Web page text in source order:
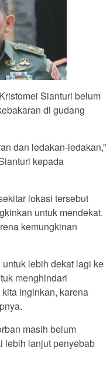
Sianturi belum
di gudang
dan ledakan-ledakan,”
kepada
lokasi tersebut
untuk mendekat.
kemungkinan
lebih dekat lagi ke
menghindari
inginkan, karena
masih belum
lebih lanjut penyebab